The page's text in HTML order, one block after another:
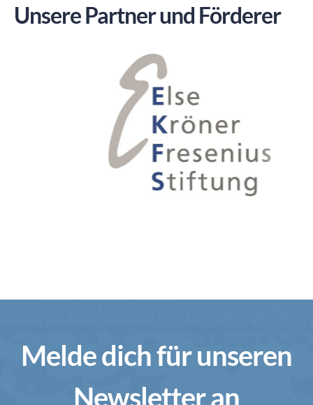
Unsere Partner und Förderer
Melde dich für unseren
Newsletter an